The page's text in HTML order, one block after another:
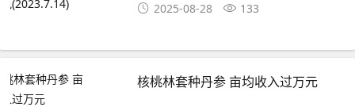
2025-08-28 133
核桃林套种丹参 亩均收入过万元